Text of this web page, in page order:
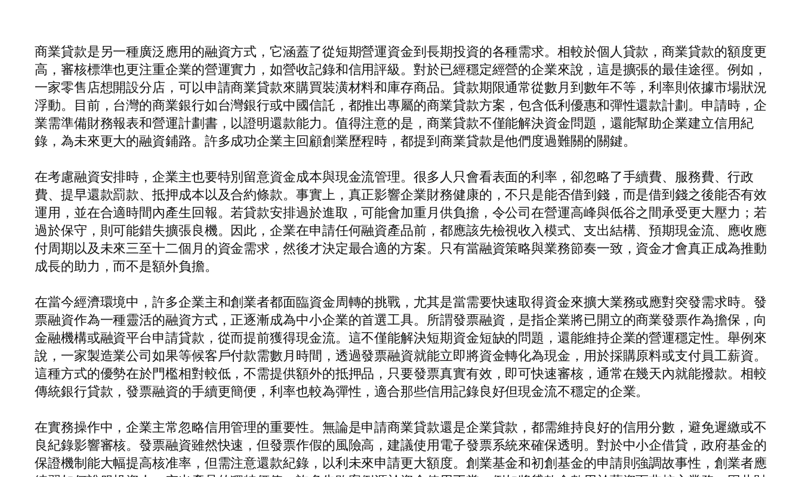
商業貸款是另一種廣泛應用的融資方式，它涵蓋了從短期營運資金到長期投資的各種需求。相較於個人貸款，商業貸款的額度更
高，審核標準也更注重企業的營運實力，如營收記錄和信用評級。對於已經穩定經營的企業來說，這是擴張的最佳途徑。例如，
一家零售店想開設分店，可以申請商業貸款來購買裝潢材料和庫存商品。貸款期限通常從數月到數年不等，利率則依據市場狀況
浮動。目前，台灣的商業銀行如台灣銀行或中國信託，都推出專屬的商業貸款方案，包含低利優惠和彈性還款計劃。申請時，企
業需準備財務報表和營運計劃書，以證明還款能力。值得注意的是，商業貸款不僅能解決資金問題，還能幫助企業建立信用紀
錄，為未來更大的融資鋪路。許多成功企業主回顧創業歷程時，都提到商業貸款是他們度過難關的關鍵。
在考慮融資安排時，企業主也要特別留意資金成本與現金流管理。很多人只會看表面的利率，卻忽略了手續費、服務費、行政
費、提早還款罰款、抵押成本以及合約條款。事實上，真正影響企業財務健康的，不只是能否借到錢，而是借到錢之後能否有效
運用，並在合適時間內產生回報。若貸款安排過於進取，可能會加重月供負擔，令公司在營運高峰與低谷之間承受更大壓力；若
過於保守，則可能錯失擴張良機。因此，企業在申請任何融資產品前，都應該先檢視收入模式、支出結構、預期現金流、應收應
付周期以及未來三至十二個月的資金需求，然後才決定最合適的方案。只有當融資策略與業務節奏一致，資金才會真正成為推動
成長的助力，而不是額外負擔。
在當今經濟環境中，許多企業主和創業者都面臨資金周轉的挑戰，尤其是當需要快速取得資金來擴大業務或應對突發需求時。發
票融資作為一種靈活的融資方式，正逐漸成為中小企業的首選工具。所謂發票融資，是指企業將已開立的商業發票作為擔保，向
金融機構或融資平台申請貸款，從而提前獲得現金流。這不僅能解決短期資金短缺的問題，還能維持企業的營運穩定性。舉例來
說，一家製造業公司如果等候客戶付款需數月時間，透過發票融資就能立即將資金轉化為現金，用於採購原料或支付員工薪資。
這種方式的優勢在於門檻相對較低，不需提供額外的抵押品，只要發票真實有效，即可快速審核，通常在幾天內就能撥款。相較
傳統銀行貸款，發票融資的手續更簡便，利率也較為彈性，適合那些信用記錄良好但現金流不穩定的企業。
在實務操作中，企業主常忽略信用管理的重要性。無論是申請商業貸款還是企業貸款，都需維持良好的信用分數，避免遲繳或不
良紀錄影響審核。發票融資雖然快速，但發票作假的風險高，建議使用電子發票系統來確保透明。對於中小企借貸，政府基金的
保證機制能大幅提高核准率，但需注意還款紀錄，以利未來申請更大額度。創業基金和初創基金的申請則強調故事性，創業者應